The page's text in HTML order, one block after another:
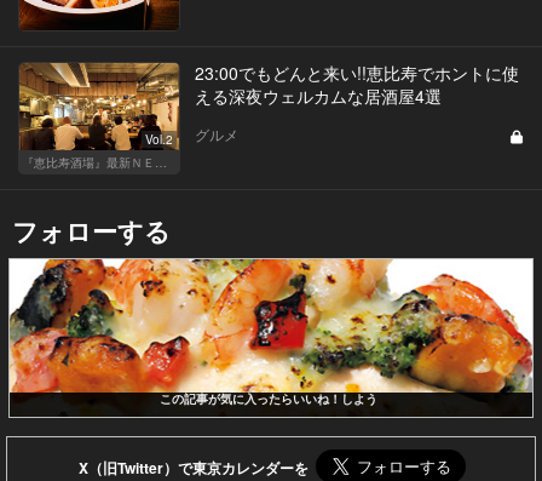
Vol.2
23:00でもどんと来い!!恵比寿でホントに使
える深夜ウェルカムな居酒屋4選
グルメ
フォローする
この記事が気に入ったらいいね！しよう
X（旧Twitter）で東京カレンダーを